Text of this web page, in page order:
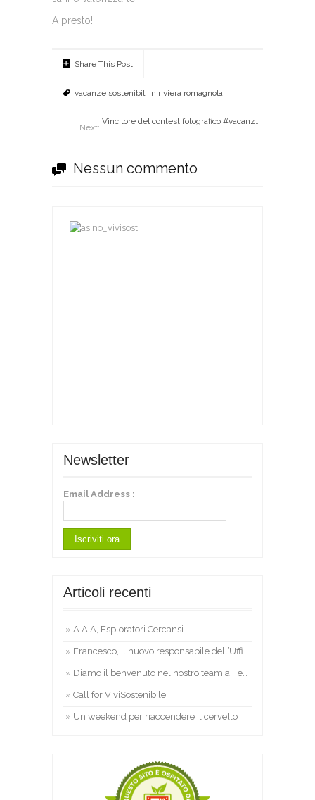
A presto!
Share This Post
vacanze sostenibili in riviera romagnola
Next:
Vincitore del contest fotografico #vacanzesostenibili!
Nessun commento
Newsletter
Email Address :
Articoli recenti
A.A.A, Esploratori Cercansi
Francesco, il nuovo responsabile dell’Ufficio Stampa di ViviSostenibile
Diamo il benvenuto nel nostro team a Federico!
Call for ViviSostenibile!
Un weekend per riaccendere il cervello